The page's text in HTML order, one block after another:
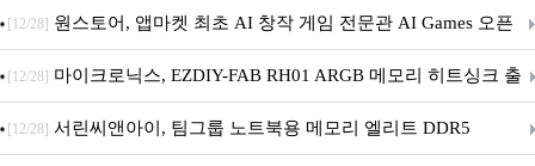
문 추가
[12/28] 원스토어, 앱마켓 최초 AI 창작 게임 전문관 AI Games 오픈
[12/28] 마이크로닉스, EZDIY-FAB RH01 ARGB 메모리 히트싱크 출
시
[12/28] 서린씨앤아이, 팀그룹 노트북용 메모리 엘리트 DDR5